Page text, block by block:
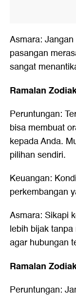
Asmara:
pasangan
sangat
Ramalan
Peruntungan:
bisa membuat
kepada Anda.
pilihan sendiri.
Keuangan:
perkembangan
Asmara: Sikapi
lebih bijak
agar hubungan
Ramalan
Peruntungan: